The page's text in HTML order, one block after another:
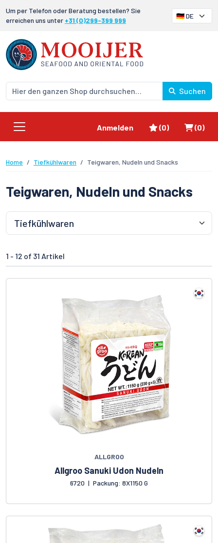
Um per Telefon oder Beratung bestellen? Sie
erreichen uns unter +31 (0)299-399 999
Suchen
Anmelden Favoriten
(0) (0)
Home Tiefkühlwaren Teigwaren, Nudeln und Snacks
Teigwaren, Nudeln und Snacks
1 - 12 of 31 Artikel
ALLGROO
Allgroo Sanuki Udon Nudeln
6720 | Packung: 8X1150 G